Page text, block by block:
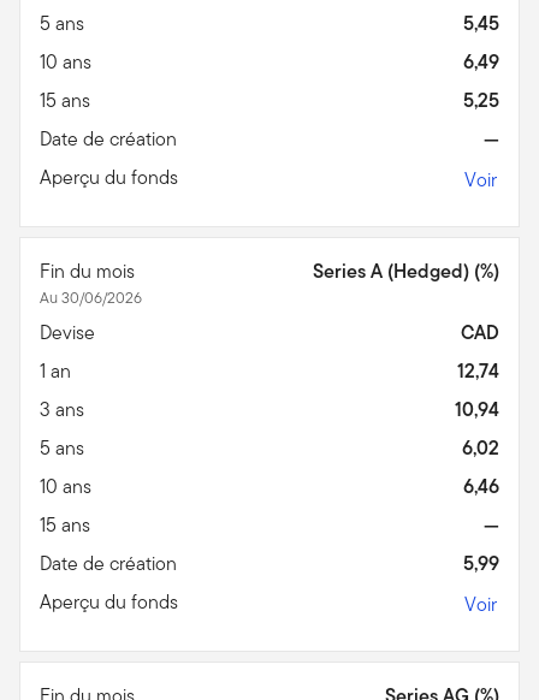
5 ans
5,45
10 ans
6,49
15 ans
5,25
Date de création
—
Aperçu du fonds
Voir
Fin du mois
Au 30/06/2026
Series A (Hedged) (%)
Devise
CAD
1 an
12,74
3 ans
10,94
5 ans
6,02
10 ans
6,46
15 ans
—
Date de création
5,99
Aperçu du fonds
Voir